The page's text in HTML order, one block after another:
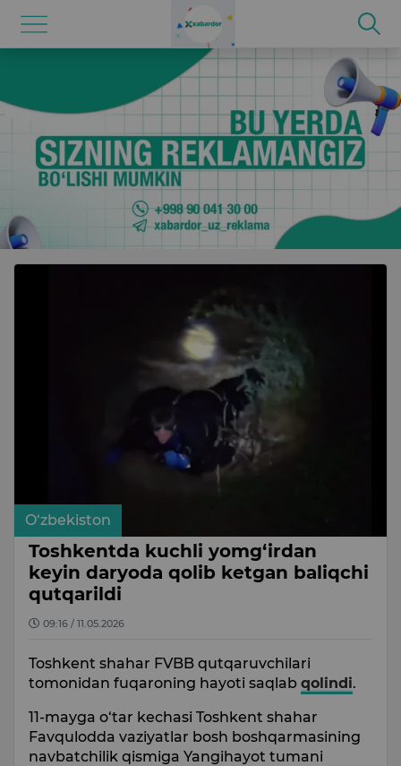
O‘zbekiston
Toshkentda kuchli yomg‘irdan
keyin daryoda qolib ketgan baliqchi
qutqarildi
09:16 / 11.05.2026
Toshkent shahar FVBB qutqaruvchilari
tomonidan fuqaroning hayoti saqlab qolindi.
11-mayga o‘tar kechasi Toshkent shahar
Favqulodda vaziyatlar bosh boshqarmasining
navbatchilik qismiga Yangihayot tumani